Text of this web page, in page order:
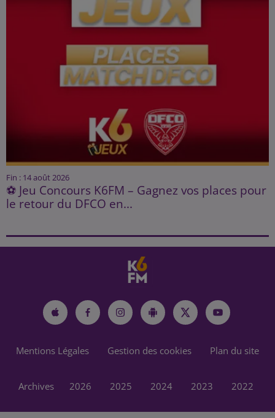
Fin : 14 août 2026
⚽ Jeu Concours K6FM – Gagnez vos places pour
le retour du DFCO en...
Mentions Légales Gestion des cookies Plan du site
Archives 2026 2025 2024 2023 2022